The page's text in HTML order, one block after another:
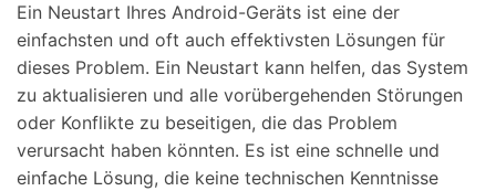
Ein Neustart Ihres Android-Geräts ist eine der
einfachsten und oft auch effektivsten Lösungen für
dieses Problem. Ein Neustart kann helfen, das System
zu aktualisieren und alle vorübergehenden Störungen
oder Konflikte zu beseitigen, die das Problem
verursacht haben könnten. Es ist eine schnelle und
einfache Lösung, die keine technischen Kenntnisse